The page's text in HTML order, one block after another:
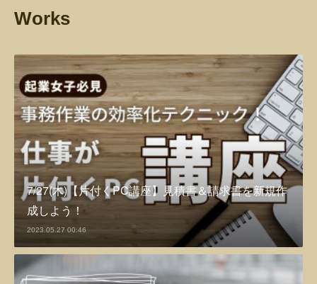
Works
7/27(木)【片付くPC講座】見積書＆請求書を新規作
成しよう！
2023.05.27 00:46